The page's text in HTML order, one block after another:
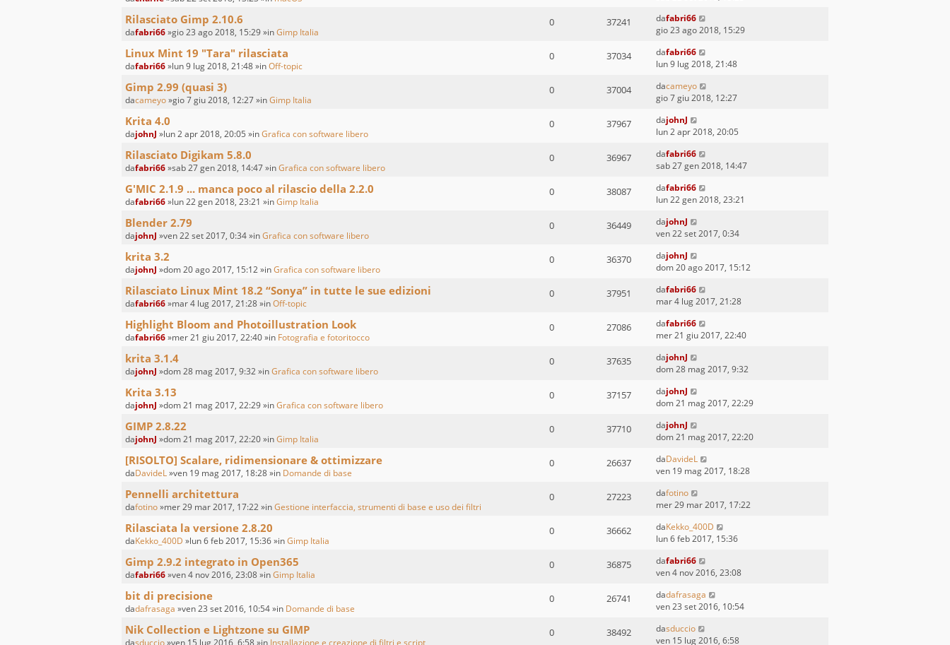
Rilasciato Gimp 2.10.6
dafabri66»gio 23 ago 2018, 15:29 »inGimp Italia
0 37241 dafabri66
gio 23 ago 2018, 15:29
Linux Mint 19 "Tara" rilasciata
dafabri66»lun 9 lug 2018, 21:48 »inOff-topic
0 37034 dafabri66
lun 9 lug 2018, 21:48
Gimp 2.99 (quasi 3)
dacameyo»gio 7 giu 2018, 12:27 »inGimp Italia
0 37004 dacameyo
gio 7 giu 2018, 12:27
Krita 4.0
dajohnJ »lun 2 apr 2018, 20:05 »inGrafica con software libero
0 37967 dajohnJ
lun 2 apr 2018, 20:05
Rilasciato Digikam 5.8.0
dafabri66»sab 27 gen 2018, 14:47 »inGrafica con software libero
0 36967 dafabri66
sab 27 gen 2018, 14:47
G'MIC 2.1.9 ... manca poco al rilascio della 2.2.0
dafabri66»lun 22 gen 2018, 23:21 »inGimp Italia
0 38087 dafabri66
lun 22 gen 2018, 23:21
Blender 2.79
dajohnJ »ven 22 set 2017, 0:34 »inGrafica con software libero
0 36449 dajohnJ
ven 22 set 2017, 0:34
krita 3.2
dajohnJ »dom 20 ago 2017, 15:12 »inGrafica con software libero
0 36370 dajohnJ
dom 20 ago 2017, 15:12
Rilasciato Linux Mint 18.2 “Sonya” in tutte le sue edizioni
dafabri66»mar 4 lug 2017, 21:28 »inOff-topic
0 37951 dafabri66
mar 4 lug 2017, 21:28
Highlight Bloom and Photoillustration Look
dafabri66»mer 21 giu 2017, 22:40 »in Fotografia e fotoritocco
0 27086 dafabri66
mer 21 giu 2017, 22:40
krita 3.1.4
dajohnJ »dom 28 mag 2017, 9:32 »inGrafica con software libero
0 37635 dajohnJ
dom 28 mag 2017, 9:32
Krita 3.13
dajohnJ »dom 21 mag 2017, 22:29 »inGrafica con software libero
0 37157 dajohnJ
dom 21 mag 2017, 22:29
GIMP 2.8.22
dajohnJ »dom 21 mag 2017, 22:20 »inGimp Italia
0 37710 dajohnJ
dom 21 mag 2017, 22:20
[RISOLTO] Scalare, ridimensionare & ottimizzare
daDavideL»ven 19 mag 2017, 18:28 »in Domande di base
0 26637 daDavideL
ven 19 mag 2017, 18:28
Pennelli architettura
dafotino»mer 29 mar 2017, 17:22 »inGestione interfaccia, strumenti di base e uso dei filtri
0 27223 dafotino
mer 29 mar 2017, 17:22
Rilasciata la versione 2.8.20
daKekko_400D »lun 6 feb 2017, 15:36 »inGimp Italia
0 36662 daKekko_400D
lun 6 feb 2017, 15:36
Gimp 2.9.2 integrato in Open365
dafabri66»ven 4 nov 2016, 23:08 »inGimp Italia
0 36875 dafabri66
ven 4 nov 2016, 23:08
bit di precisione
dadafrasaga »ven 23 set 2016, 10:54 »in Domande di base
0 26741 dadafrasaga
ven 23 set 2016, 10:54
Nik Collection e Lightzone su GIMP 0 38492 dasduccio
ven 15 lug 2016, 6:58